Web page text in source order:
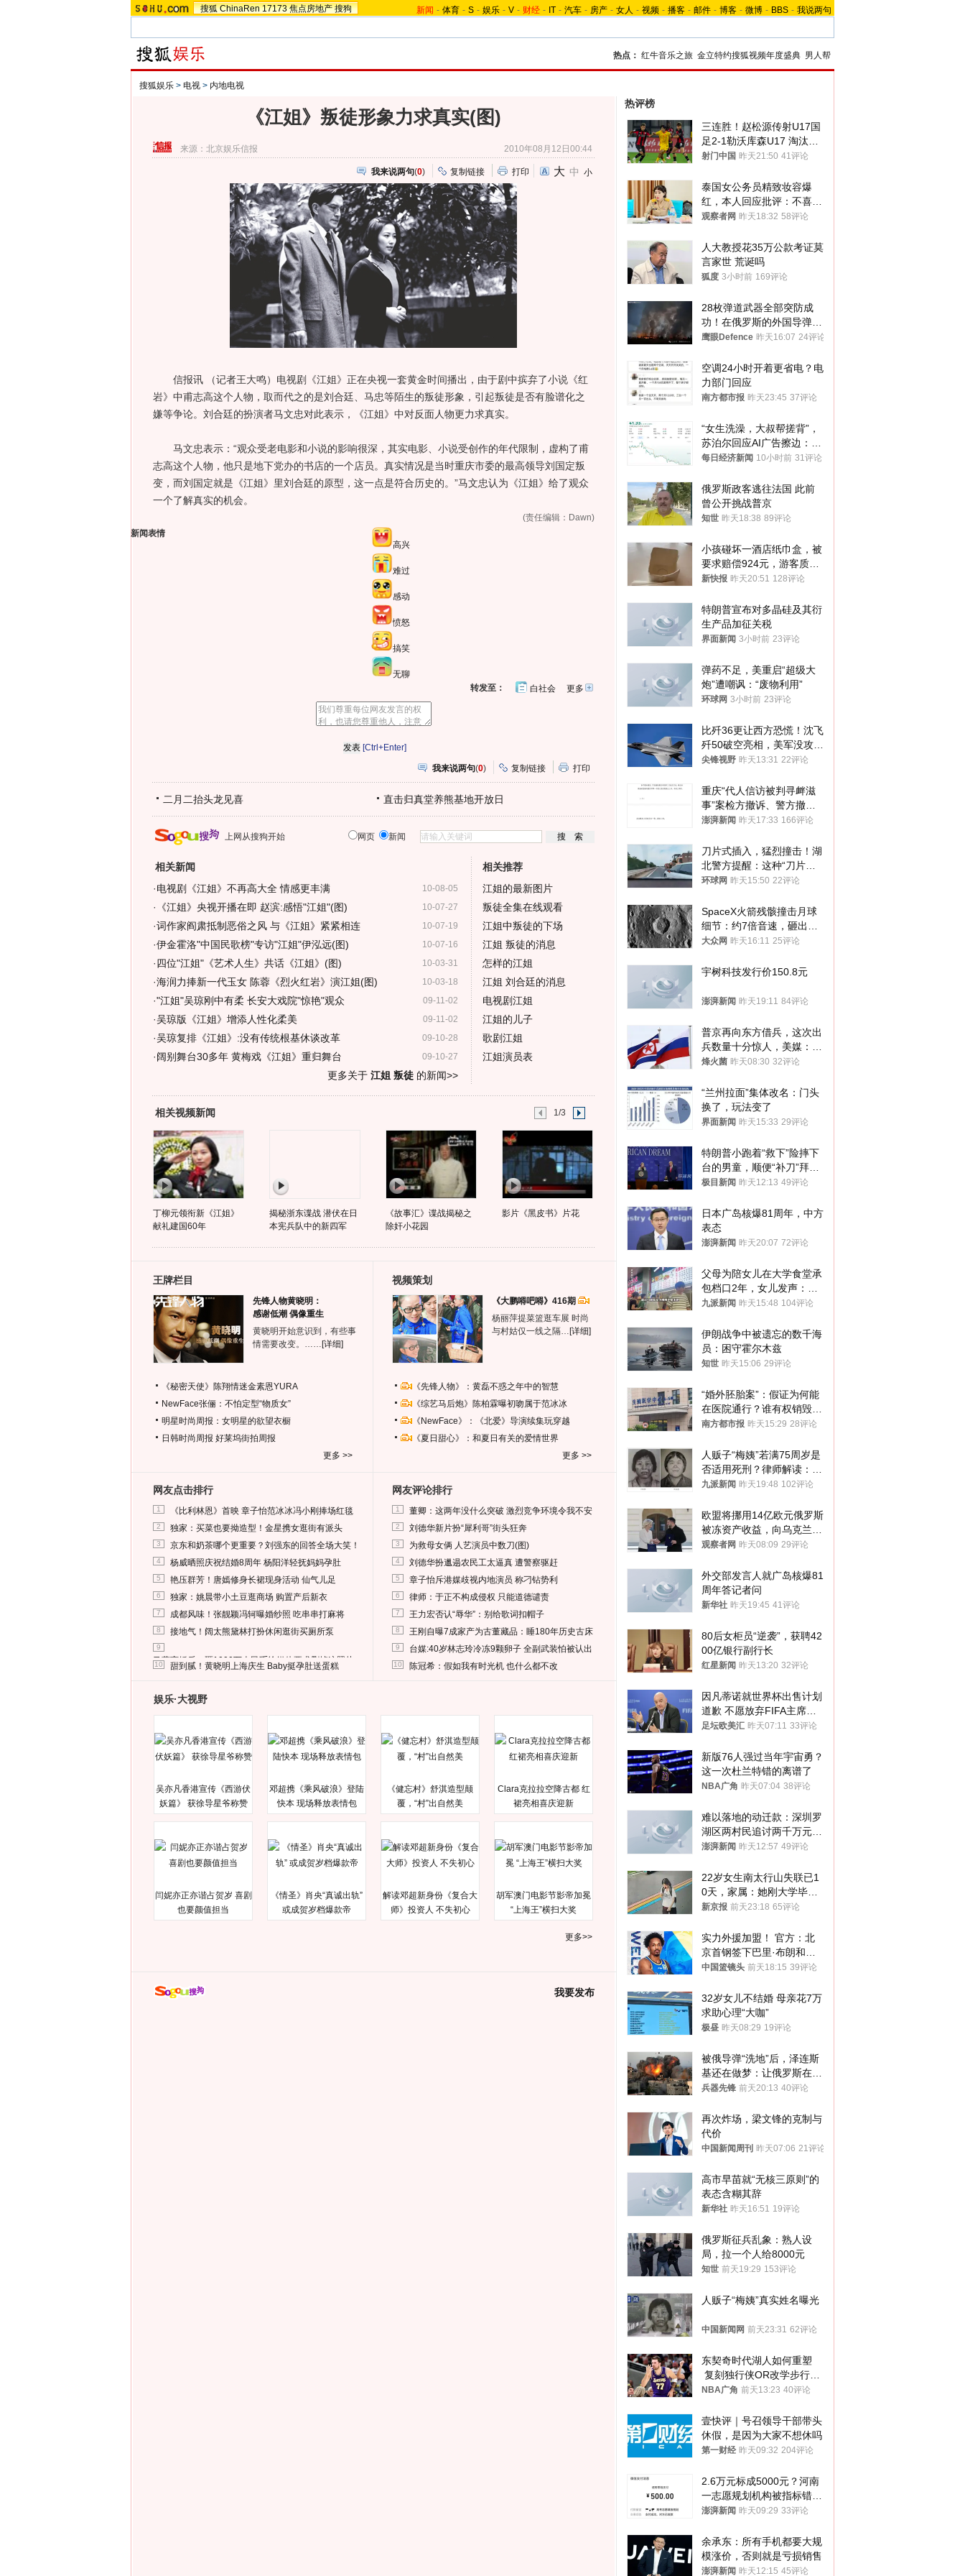
搜狐 ChinaRen 17173 焦点房地产 搜狗 新闻 - 体育 - S - 娱乐 - V - 财经 - IT - 汽车 - 房产 - 女人 - 视频 - 播客 - 邮件 - 博客 - 微博 - BBS - 我说两句
热点： 红牛音乐之旅 金立特约搜狐视频年度盛典 男人帮
搜狐娱乐 > 电视 > 内地电视
《江姐》叛徒形象力求真实(图)
来源： 北京娱乐信报 2010年08月12日00:44
我来说两句(0) 复制链接 打印 大 中 小
信报讯 （记者王大鸣）电视剧《江姐》正在央视一套黄金时间播出，由于剧中摈弃了小说《红
岩》中甫志高这个人物，取而代之的是刘合廷、马忠等陌生的叛徒形象，引起叛徒是否有脸谱化之
嫌等争论。刘合廷的扮演者马文忠对此表示，《江姐》中对反面人物更力求真实。
马文忠表示：“观众受老电影和小说的影响很深，其实电影、小说受创作的年代限制，虚构了甫
志高这个人物，他只是地下党办的书店的一个店员。真实情况是当时重庆市委的最高领导刘国定叛
变，而刘国定就是《江姐》里刘合廷的原型，这一点是符合历史的。”马文忠认为《江姐》给了观众
一个了解真实的机会。
(责任编辑：Dawn)
新闻表情
高兴
难过
感动
愤怒
搞笑
无聊
更多开
转发至： 白社会
[Ctrl+Enter]
我来说两句(0) 复制链接 打印
二月二抬头龙见喜 直击归真堂养熊基地开放日
上网从搜狗开始 网页 新闻
相关新闻
10-08-05
·电视剧《江姐》不再高大全 情感更丰满
10-07-27
· 《江姐》央视开播在即 赵滨:感悟"江姐"(图)
10-07-19
·词作家阎肃抵制恶俗之风 与《江姐》紧紧相连
10-07-16
·伊金霍洛"中国民歌榜"专访"江姐"伊泓远(图)
10-03-31
·四位"江姐"《艺术人生》共话《江姐》(图)
10-03-18
·海润力捧新一代玉女 陈蓉《烈火红岩》演江姐(图)
09-11-02
·"江姐"吴琼刚中有柔 长安大戏院"惊艳"观众
09-11-02
·吴琼版《江姐》增添人性化柔美
09-10-28
·吴琼复排《江姐》:没有传统根基休谈改革
09-10-27
·阔别舞台30多年 黄梅戏《江姐》重归舞台
更多关于 江姐 叛徒的新闻>>
相关推荐
江姐的最新图片
叛徒全集在线观看
江姐中叛徒的下场
江姐 叛徒的消息
怎样的江姐
江姐 刘合廷的消息
电视剧江姐
江姐的儿子
歌剧江姐
江姐演员表
相关视频新闻 1/3
丁柳元领衔新《江姐》
献礼建国60年
揭秘浙东谍战 潜伏在日
本宪兵队中的新四军
《故事汇》谍战揭秘之
除奸小花园
影片《黑皮书》片花
王牌栏目
先锋人物黄晓明：
感谢低潮 偶像重生
黄晓明开始意识到，有些事
情需要改变。…… [详细]
《秘密天使》陈翔情迷金素恩YURA
NewFace张俪：不怕定型“物质女”
明星时尚周报：女明星的欲望衣橱
日韩时尚周报 好莱坞街拍周报
更多 >>
视频策划
《大鹏嘚吧嘚》416期
杨丽萍提菜篮逛车展 时尚
与村姑仅一线之隔… [详细]
《先锋人物》：黄磊不惑之年中的智慧
《综艺马后炮》陈柏霖曝初吻属于范冰冰
《NewFace》：《北爱》导演续集玩穿越
《夏日甜心》：和夏日有关的爱情世界
更多 >>
网友点击排行
1 《比利林恩》首映 章子怡范冰冰冯小刚捧场红毯
2 独家：买菜也要拗造型！金星携女逛街有派头
3 京东和奶茶哪个更重要？刘强东的回答全场大笑！
4 杨威晒照庆祝结婚8周年 杨阳洋轻抚妈妈孕肚
5 艳压群芳！唐嫣修身长裙现身活动 仙气儿足
6 独家：姚晨带小土豆逛商场 购置产后新衣
7 成都风味！张靓颖冯轲曝婚纱照 吃串串打麻将
8 接地气！阔太熊黛林打扮休闲逛街买厕所泵
9
马蓉离婚后，砸1000万人民币给媒体要求删掉这照片
10 甜到腻！黄晓明上海庆生 Baby挺孕肚送蛋糕
网友评论排行
1 董卿：这两年没什么突破 激烈竞争环境令我不安
2 刘德华新片扮“犀利哥”街头狂奔
3 为救母女俩 人艺演员中数刀(图)
4 刘德华扮邋遢农民工太逼真 遭警察驱赶
5 章子怡斥港媒歧视内地演员 称刁钻势利
6 律师：于正不构成侵权 只能道德谴责
7 王力宏否认“辱华”：别给歌词扣帽子
8 王刚自曝7成家产为古董藏品：睡180年历史古床
9 台媒:40岁林志玲冷冻9颗卵子 全副武装怕被认出
10 陈冠希：假如我有时光机 也什么都不改
娱乐·大视野
吴亦凡香港宣传《西游伏
妖篇》 获徐导星爷称赞
邓超携《乘风破浪》登陆
快本 现场释放表情包
《健忘村》舒淇造型颠
覆，“村”出自然美
Clara克拉拉空降古都 红
裙亮相喜庆迎新
闫妮亦正亦谐占贺岁 喜剧
也要颜值担当
《情圣》肖央“真诚出轨”
或成贺岁档爆款帝
解读邓超新身份《复合大
师》投资人 不失初心
胡军澳门电影节影帝加冕
“上海王”横扫大奖
更多>>
我要发布
热评榜
三连胜！赵松源传射U17国
足2-1勒沃库森U17 淘汰赛
将战河床
射门中国 昨天21:50 41评论
泰国女公务员精致妆容爆
红，本人回应批评：不喜欢
就别看
观察者网 昨天18:32 58评论
人大教授花35万公款考证莫
言家世 荒诞吗
狐度 3小时前 169评论
28枚弹道武器全部突防成
功！在俄罗斯的外国导弹发
射车都是合法打击目标
鹰眼Defence 昨天16:07 24评论
空调24小时开着更省电？电
力部门回应
南方都市报 昨天23:45 37评论
“女生洗澡，大叔帮搓背”，
苏泊尔回应AI广告擦边：视
频全下架，已强化内容管理
每日经济新闻 10小时前 31评论
俄罗斯政客逃往法国 此前
曾公开挑战普京
知世 昨天18:38 89评论
小孩碰坏一酒店纸巾盒，被
要求赔偿924元，游客质疑
酒店房客物品超高标价，市
新快报 昨天20:51 128评论
特朗普宣布对多晶硅及其衍
生产品加征关税
界面新闻 3小时前 23评论
弹药不足，美重启“超级大
炮”遭嘲讽：“废物利用”
环球网 3小时前 23评论
比歼36更让西方恐慌！沈飞
歼50破空亮相，美军没攻克
的技术被拿下
尖锋视野 昨天13:31 22评论
重庆“代人信访被判寻衅滋
事”案检方撤诉、警方撤
案，两被告人获国赔
澎湃新闻 昨天17:33 166评论
刀片式插入，猛烈撞击！湖
北警方提醒：这种“刀片超
车”，太危险了
环球网 昨天15:50 22评论
SpaceX火箭残骸撞击月球
细节：约7倍音速，砸出直
径约30米撞击坑
大众网 昨天16:11 25评论
宇树科技发行价150.8元
澎湃新闻 昨天19:11 84评论
普京再向东方借兵，这次出
兵数量十分惊人，美媒：俄
朝要动真格？
烽火菌 昨天08:30 32评论
“兰州拉面”集体改名：门头
换了，玩法变了
界面新闻 昨天15:33 29评论
特朗普小跑着“救下”险摔下
台的男童，顺便“补刀”拜
登：“我可不想他像拜登一
极目新闻 昨天12:13 49评论
日本广岛核爆81周年，中方
表态
澎湃新闻 昨天20:07 72评论
父母为陪女儿在大学食堂承
包档口2年，女儿发声：初
衷是为了陪伴，毕业后将不
九派新闻 昨天15:48 104评论
伊朗战争中被遗忘的数千海
员：困守霍尔木兹
知世 昨天15:06 29评论
“婚外胚胎案”：假证为何能
在医院通行？谁有权销毁胚
胎？
南方都市报 昨天15:29 28评论
人贩子“梅姨”若满75周岁是
否适用死刑？律师解读：很
大概率不会被判处死刑
九派新闻 昨天19:48 102评论
欧盟将挪用14亿欧元俄罗斯
被冻资产收益，向乌克兰提
供援助
观察者网 昨天08:09 29评论
外交部发言人就广岛核爆81
周年答记者问
新华社 昨天19:45 41评论
80后女柜员“逆袭”，获聘42
00亿银行副行长
红星新闻 昨天13:20 32评论
因凡蒂诺就世界杯出售计划
道歉 不愿放弃FIFA主席职
位
足坛欧美汇 昨天07:11 33评论
新版76人强过当年宇宙勇？
这一次杜兰特错的离谱了
NBA广角 昨天07:04 38评论
难以落地的动迁款：深圳罗
湖区两村民追讨两千万元动
迁款八年未果
澎湃新闻 昨天12:57 49评论
22岁女生南太行山失联已1
0天，家属：她刚大学毕业
想到山里旅行
新京报 前天23:18 65评论
实力外援加盟！ 官方：北
京首钢签下巴里·布朗和桑
普森
中国篮镜头 前天18:15 39评论
32岁女儿不结婚 母亲花7万
求助心理“大咖”
极昼 昨天08:29 19评论
被俄导弹“洗地”后，泽连斯
基还在做梦：让俄罗斯在冬
季前求和？
兵器先锋 前天20:13 40评论
再次炸场，梁文锋的克制与
代价
中国新闻周刊 昨天07:06 21评论
高市早苗就“无核三原则”的
表态含糊其辞
新华社 昨天16:51 19评论
俄罗斯征兵乱象：熟人设
局，拉一个人给8000元
知世 前天19:29 153评论
人贩子“梅姨”真实姓名曝光
中国新闻网 前天23:31 62评论
东契奇时代湖人如何重塑
复刻独行侠OR改学步行
者？
NBA广角 前天13:23 40评论
壹快评｜号召领导干部带头
休假，是因为大家不想休吗
第一财经 昨天09:32 204评论
2.6万元标成5000元？河南
一志愿规划机构被指标错学
费致考生复读
澎湃新闻 昨天09:29 33评论
余承东：所有手机都要大规
模涨价，否则就是亏损销售
澎湃新闻 昨天12:15 45评论